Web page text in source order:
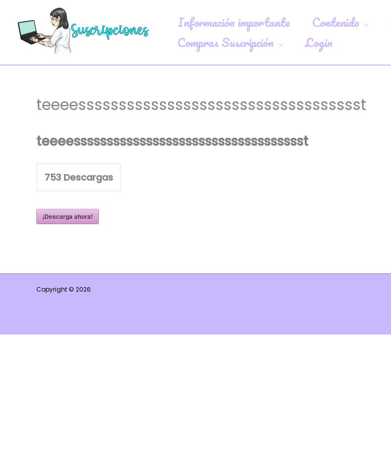
contenido
Información importante Contenido
Compras Suscripción
Login
teeeessssssssssssssssssssssssssssssssssst
teeeessssssssssssssssssssssssssssssssssst
753 Descargas
¡Descarga ahora!
Copyright © 2026